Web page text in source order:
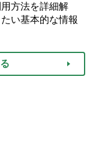
方法を詳細解
い基本的な情報